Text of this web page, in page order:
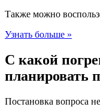
Также можно
Узнать больше »
С какой
планировать
Постановка вопроса